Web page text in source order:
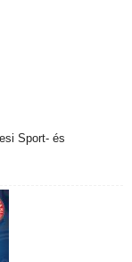
Sport- és